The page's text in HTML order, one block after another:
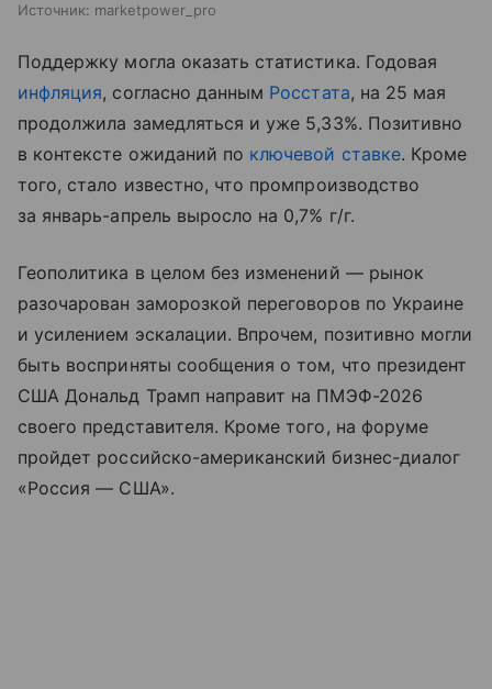
Источник: marketpower_pro
Поддержку могла оказать статистика. Годовая
инфляция, согласно данным Росстата, на 25 мая
продолжила замедляться и уже 5,33%. Позитивно
в контексте ожиданий по ключевой ставке. Кроме
того, стало известно, что промпроизводство
за январь-апрель выросло на 0,7% г/г.
Геополитика в целом без изменений — рынок
разочарован заморозкой переговоров по Украине
и усилением эскалации. Впрочем, позитивно могли
быть восприняты сообщения о том, что президент
США Дональд Трамп направит на ПМЭФ-2026
своего представителя. Кроме того, на форуме
пройдет российско-американский бизнес-диалог
«Россия — США».